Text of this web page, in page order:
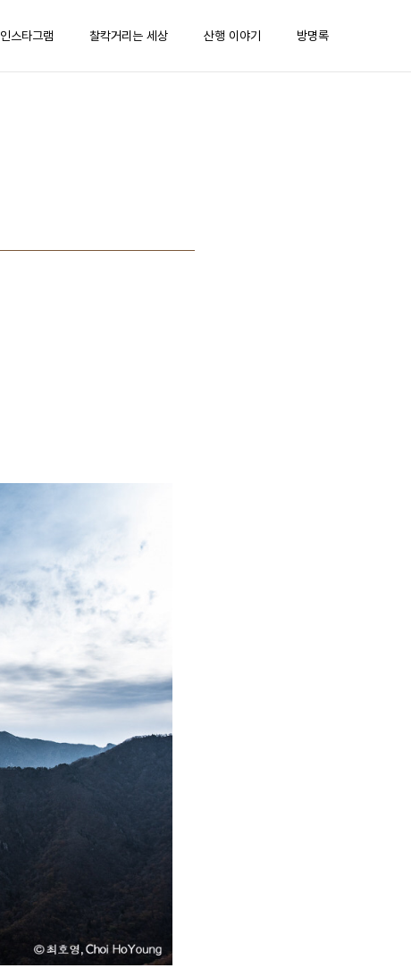
인스타그램 찰칵거리는 세상 산행 이야기 방명록